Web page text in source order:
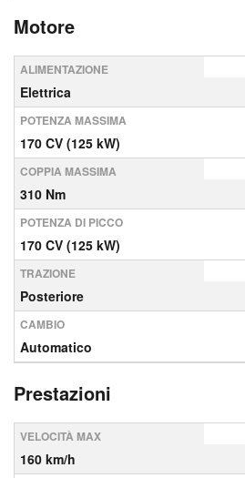
Motore
ALIMENTAZIONE
Elettrica
POTENZA MASSIMA
170 CV (125 kW)
COPPIA MASSIMA
310 Nm
POTENZA DI PICCO
170 CV (125 kW)
TRAZIONE
Posteriore
CAMBIO
Automatico
Prestazioni
VELOCITÀ MAX
160 km/h